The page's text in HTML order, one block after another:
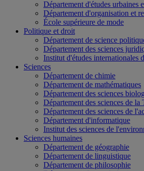
Département d'études urbaines
Département d'organisation et
École supérieure de mode
Politique et droit
Département de science
Département des sciences
Institut d'études internationales
Sciences
Département de chimie
Département de mathématiques
Département des sciences
Département des sciences de la
Département des sciences de
Département d'informatique
Institut des sciences de
Sciences humaines
Département de géographie
Département de linguistique
Département de philosophie